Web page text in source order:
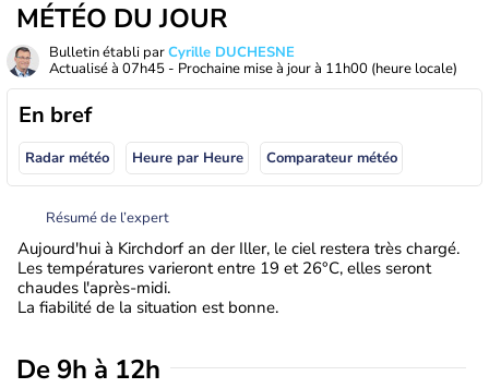
MÉTÉO DU JOUR
Bulletin établi parCyrille DUCHESNE
Actualisé à 07h45 - Prochaine mise à jour à 11h00 (heure locale)
En bref
Radar météo Heure par Heure Comparateur météo
Résumé de l’expert
Aujourd'hui à Kirchdorf an der Iller, le ciel restera très chargé.
Les températures varieront entre 19 et 26°C, elles seront
chaudes l'après-midi.
La fiabilité de la situation est bonne.
De 9h à 12h